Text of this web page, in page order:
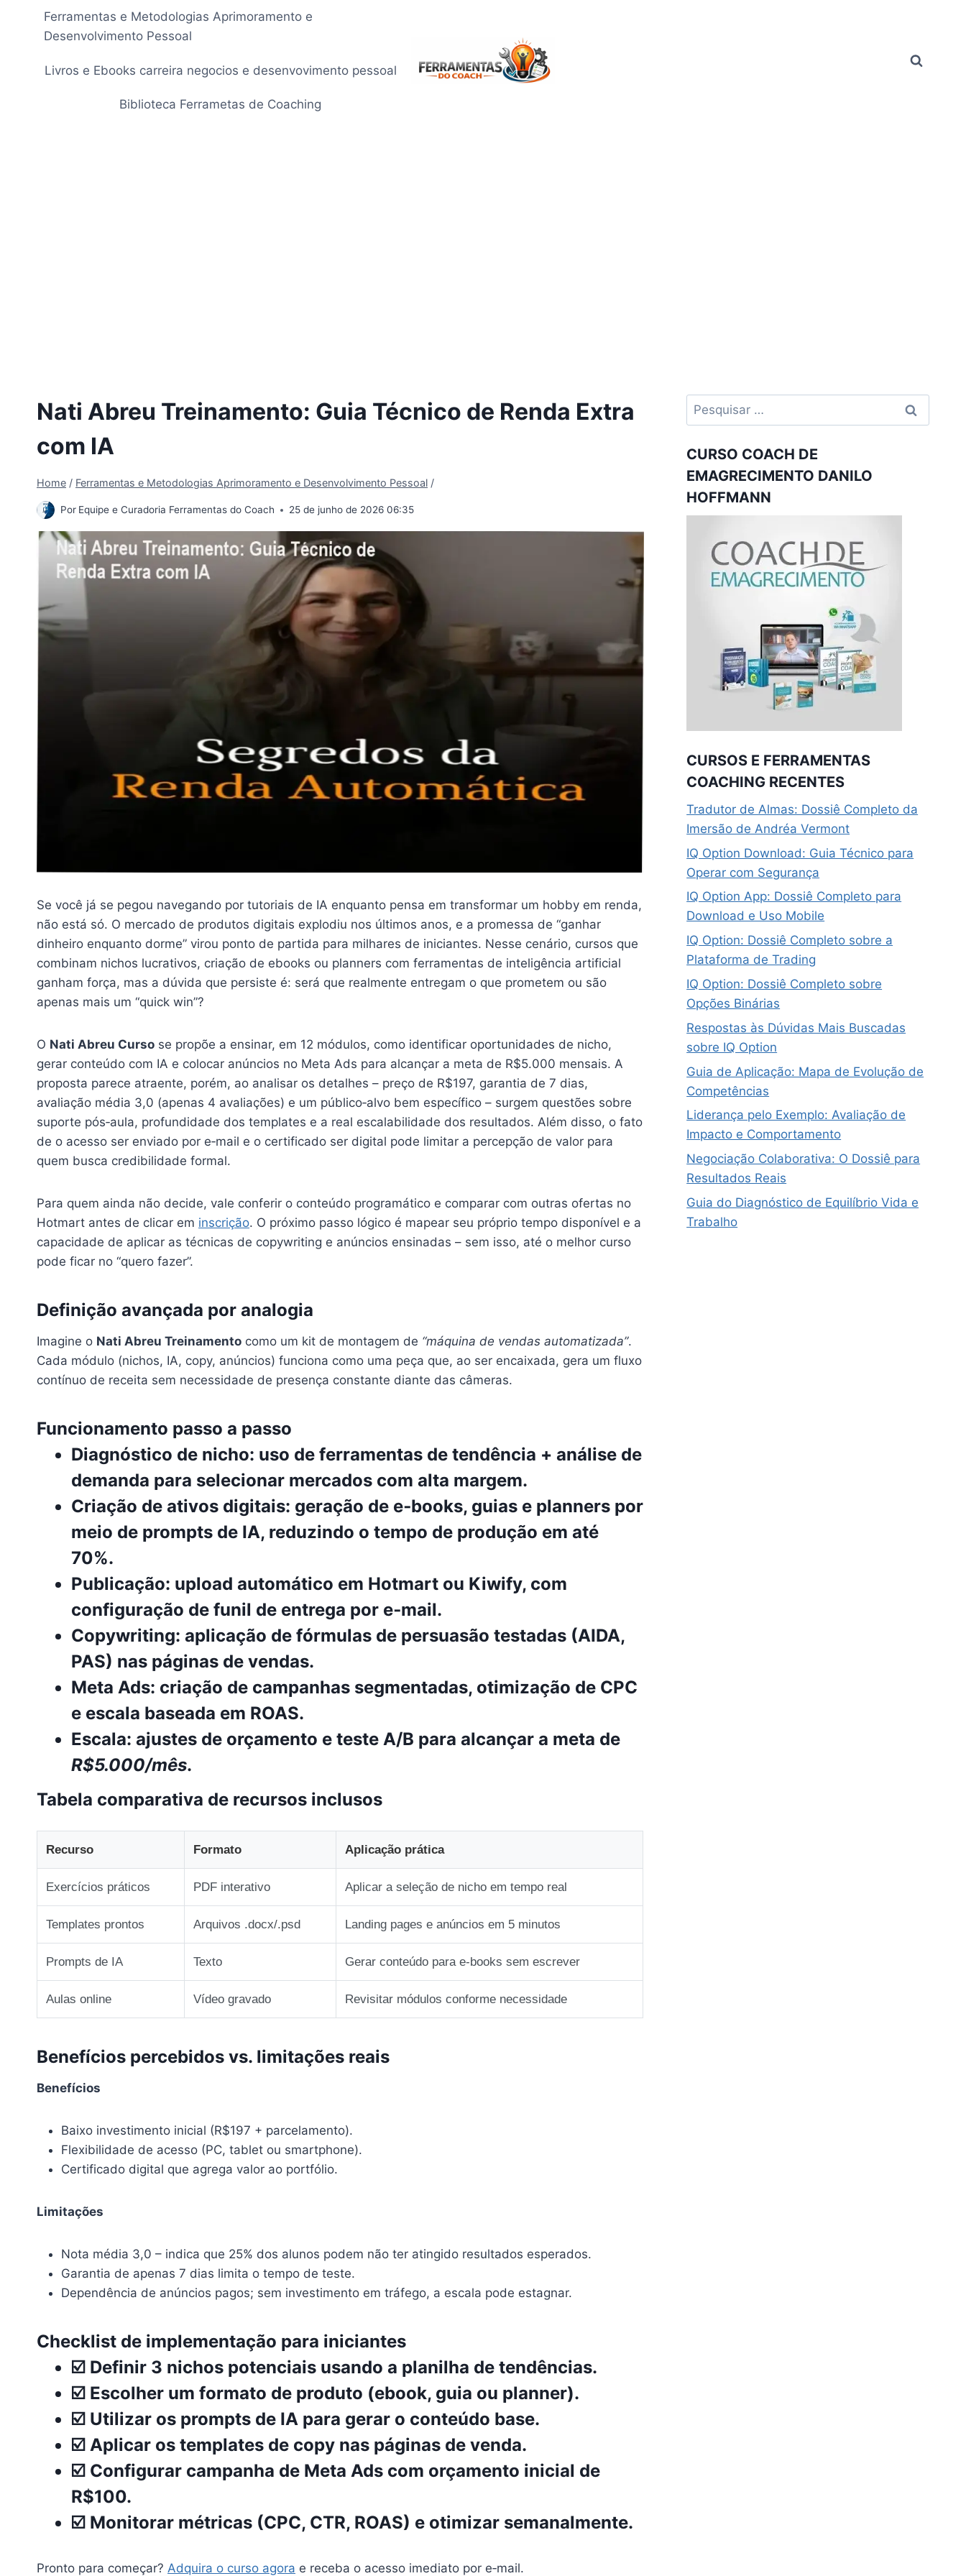
Conteúdo
Ferramentas e Metodologias Aprimoramento e
Desenvolvimento Pessoal
Livros e Ebooks carreira negocios e desenvovimento pessoal
Biblioteca Ferrametas de Coaching
Nati Abreu Treinamento: Guia Técnico de Renda Extra
com IA
Home / Ferramentas e Metodologias Aprimoramento e Desenvolvimento Pessoal /
Por Equipe e Curadoria Ferramentas do Coach 25 de junho de 2026 06:35
Se você já se pegou navegando por tutoriais de IA enquanto pensa em transformar um hobby em renda,
não está só. O mercado de produtos digitais explodiu nos últimos anos, e a promessa de “ganhar
dinheiro enquanto dorme” virou ponto de partida para milhares de iniciantes. Nesse cenário, cursos que
combinam nichos lucrativos, criação de ebooks ou planners com ferramentas de inteligência artificial
ganham força, mas a dúvida que persiste é: será que realmente entregam o que prometem ou são
apenas mais um “quick win”?
O Nati Abreu Curso se propõe a ensinar, em 12 módulos, como identificar oportunidades de nicho,
gerar conteúdo com IA e colocar anúncios no Meta Ads para alcançar a meta de R$5.000 mensais. A
proposta parece atraente, porém, ao analisar os detalhes – preço de R$197, garantia de 7 dias,
avaliação média 3,0 (apenas 4 avaliações) e um público‑alvo bem específico – surgem questões sobre
suporte pós‑aula, profundidade dos templates e a real escalabilidade dos resultados. Além disso, o fato
de o acesso ser enviado por e‑mail e o certificado ser digital pode limitar a percepção de valor para
quem busca credibilidade formal.
Para quem ainda não decide, vale conferir o conteúdo programático e comparar com outras ofertas no
Hotmart antes de clicar em inscrição. O próximo passo lógico é mapear seu próprio tempo disponível e a
capacidade de aplicar as técnicas de copywriting e anúncios ensinadas – sem isso, até o melhor curso
pode ficar no “quero fazer”.
Definição avançada por analogia
Imagine o Nati Abreu Treinamento como um kit de montagem de “máquina de vendas automatizada”.
Cada módulo (nichos, IA, copy, anúncios) funciona como uma peça que, ao ser encaixada, gera um fluxo
contínuo de receita sem necessidade de presença constante diante das câmeras.
Funcionamento passo a passo
Diagnóstico de nicho: uso de ferramentas de tendência + análise de
demanda para selecionar mercados com alta margem.
Criação de ativos digitais: geração de e‑books, guias e planners por
meio de prompts de IA, reduzindo o tempo de produção em até
70%.
Publicação: upload automático em Hotmart ou Kiwify, com
configuração de funil de entrega por e‑mail.
Copywriting: aplicação de fórmulas de persuasão testadas (AIDA,
PAS) nas páginas de vendas.
Meta Ads: criação de campanhas segmentadas, otimização de CPC
e escala baseada em ROAS.
Escala: ajustes de orçamento e teste A/B para alcançar a meta de
R$5.000/mês.
Tabela comparativa de recursos inclusos
Recurso Formato Aplicação prática
Exercícios práticos PDF interativo Aplicar a seleção de nicho em tempo real
Templates prontos Arquivos .docx/.psd Landing pages e anúncios em 5 minutos
Prompts de IA Texto Gerar conteúdo para e‑books sem escrever
Aulas online Vídeo gravado Revisitar módulos conforme necessidade
Benefícios percebidos vs. limitações reais
Benefícios
Baixo investimento inicial (R$197 + parcelamento).
Flexibilidade de acesso (PC, tablet ou smartphone).
Certificado digital que agrega valor ao portfólio.
Limitações
Nota média 3,0 – indica que 25% dos alunos podem não ter atingido resultados esperados.
Garantia de apenas 7 dias limita o tempo de teste.
Dependência de anúncios pagos; sem investimento em tráfego, a escala pode estagnar.
Checklist de implementação para iniciantes
☑️ Definir 3 nichos potenciais usando a planilha de tendências.
☑️ Escolher um formato de produto (ebook, guia ou planner).
☑️ Utilizar os prompts de IA para gerar o conteúdo base.
☑️ Aplicar os templates de copy nas páginas de venda.
☑️ Configurar campanha de Meta Ads com orçamento inicial de
R$100.
☑️ Monitorar métricas (CPC, CTR, ROAS) e otimizar semanalmente.
Pronto para começar? Adquira o curso agora e receba o acesso imediato por e‑mail.
Pesquisar
por:
CURSO COACH DE
EMAGRECIMENTO DANILO
HOFFMANN
CURSOS E FERRAMENTAS
COACHING RECENTES
Tradutor de Almas: Dossiê Completo da
Imersão de Andréa Vermont
IQ Option Download: Guia Técnico para
Operar com Segurança
IQ Option App: Dossiê Completo para
Download e Uso Mobile
IQ Option: Dossiê Completo sobre a
Plataforma de Trading
IQ Option: Dossiê Completo sobre
Opções Binárias
Respostas às Dúvidas Mais Buscadas
sobre IQ Option
Guia de Aplicação: Mapa de Evolução de
Competências
Liderança pelo Exemplo: Avaliação de
Impacto e Comportamento
Negociação Colaborativa: O Dossiê para
Resultados Reais
Guia do Diagnóstico de Equilíbrio Vida e
Trabalho